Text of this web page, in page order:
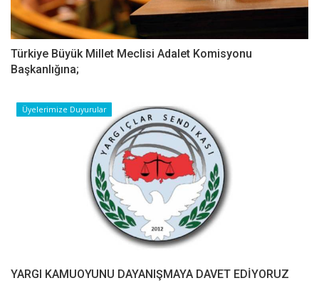
Türkiye Büyük Millet Meclisi Adalet Komisyonu
Başkanlığına;
Üyelerimize Duyurular
YARGI KAMUOYUNU DAYANIŞMAYA DAVET EDİYORUZ